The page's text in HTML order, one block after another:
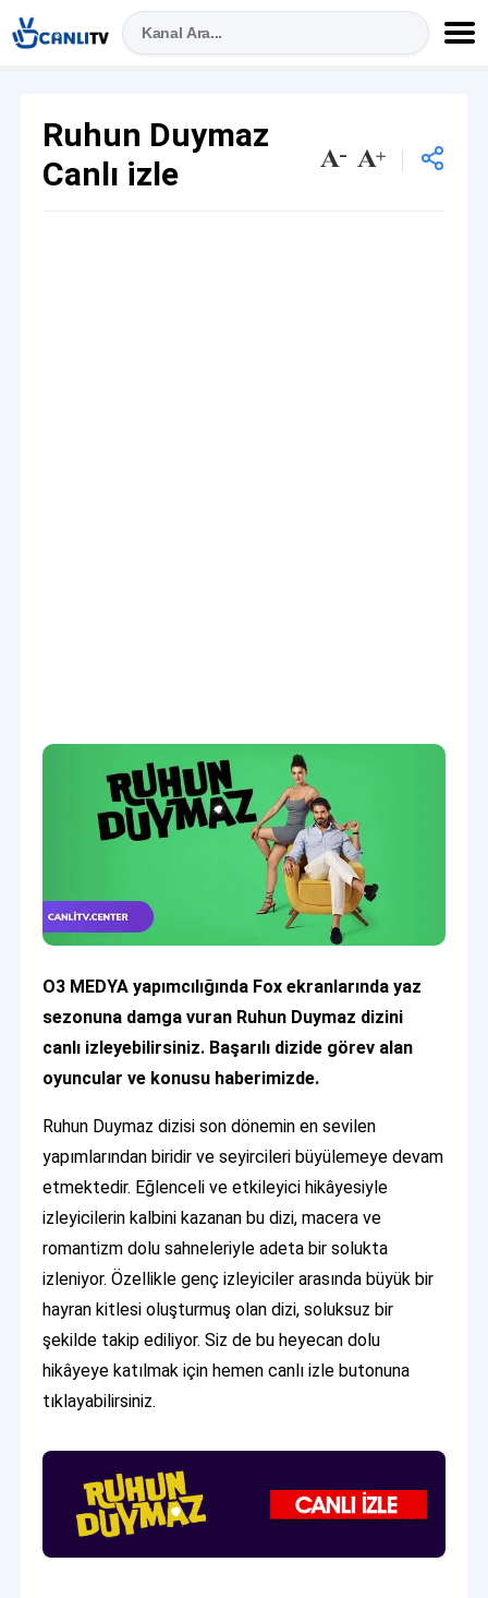
Ruhun Duymaz
Canlı izle
O3 MEDYA yapımcılığında Fox ekranlarında yaz
sezonuna damga vuran Ruhun Duymaz dizini
canlı izleyebilirsiniz. Başarılı dizide görev alan
oyuncular ve konusu haberimizde.
Ruhun Duymaz dizisi son dönemin en sevilen
yapımlarından biridir ve seyircileri büyülemeye devam
etmektedir. Eğlenceli ve etkileyici hikâyesiyle
izleyicilerin kalbini kazanan bu dizi, macera ve
romantizm dolu sahneleriyle adeta bir solukta
izleniyor. Özellikle genç izleyiciler arasında büyük bir
hayran kitlesi oluşturmuş olan dizi, soluksuz bir
şekilde takip ediliyor. Siz de bu heyecan dolu
hikâyeye katılmak için hemen canlı izle butonuna
tıklayabilirsiniz.